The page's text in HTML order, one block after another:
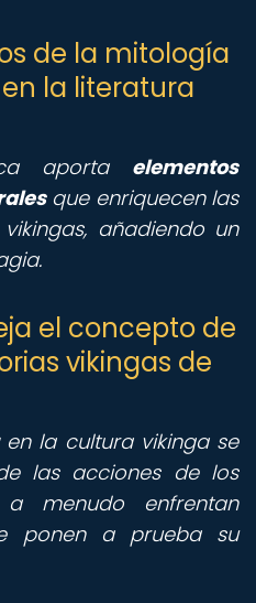
de la mitología
la literatura
aporta elementos
que enriquecen las
añadiendo un
el concepto de
vikingas de
la cultura vikinga se
las acciones de los
a menudo enfrentan
ponen a prueba su